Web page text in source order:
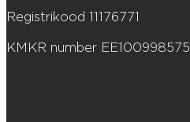
Registrikood 11176771
KMKR number EE100998575